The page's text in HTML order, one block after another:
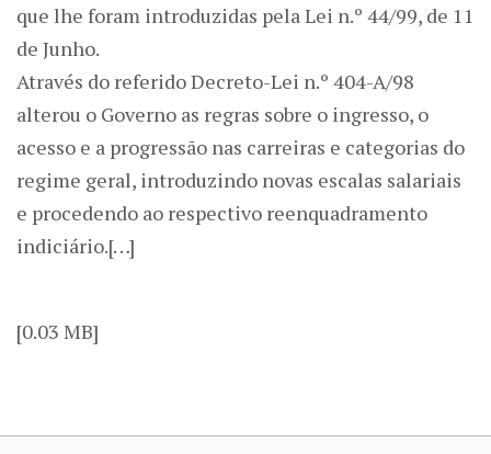
que lhe foram introduzidas pela Lei n.º 44/99, de 11
de Junho.
Através do referido Decreto-Lei n.º 404-A/98
alterou o Governo as regras sobre o ingresso, o
acesso e a progressão nas carreiras e categorias do
regime geral, introduzindo novas escalas salariais
e procedendo ao respectivo reenquadramento
indiciário.[…]
[0.03 MB]